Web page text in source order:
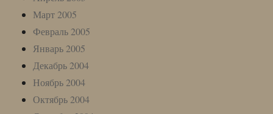
Март 2005
Февраль 2005
Январь 2005
Декабрь 2004
Ноябрь 2004
Октябрь 2004